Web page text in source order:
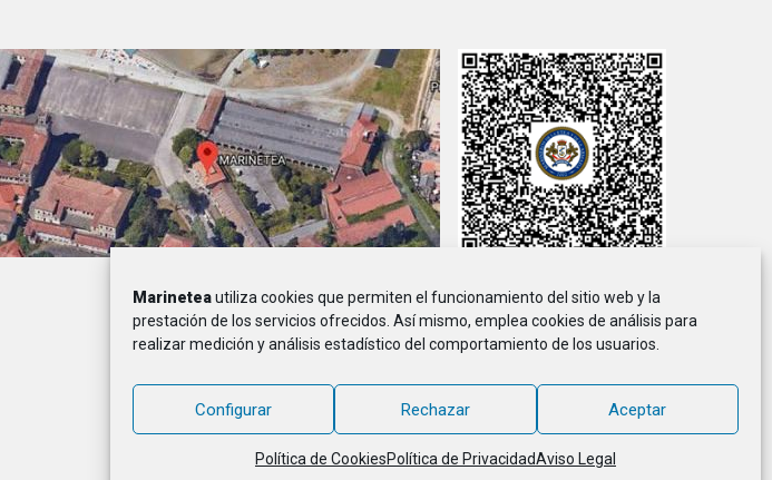
Marineteautiliza cookies que permiten el funcionamiento del sitio web y la
prestación de los servicios ofrecidos. Así mismo, emplea cookies de análisis para
realizar medición y análisis estadístico del comportamiento de los usuarios.
Aceptar
Rechazar
Configurar
Política de CookiesPolítica de PrivacidadAviso Legal
Aviso Legal Política de Privacidad Política de Cookies
MARINETEA, Asociación de Marineros de la E.T.E.A. y Armada, CIF G-36.916.328